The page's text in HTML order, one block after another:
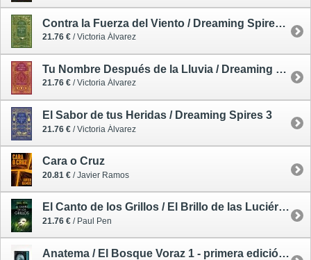
Contra la Fuerza del Viento / Dreaming Spires 2
21.76 € / Victoria Álvarez
Tu Nombre Después de la Lluvia / Dreaming Spires 1
21.76 € / Victoria Álvarez
El Sabor de tus Heridas / Dreaming Spires 3
21.76 € / Victoria Álvarez
Cara o Cruz
20.81 € / Javier Ramos
El Canto de los Grillos / El Brillo de las Luciérnagas 2 - rústica
21.76 € / Paul Pen
Anatema / El Bosque Voraz 1 - primera edición limitada